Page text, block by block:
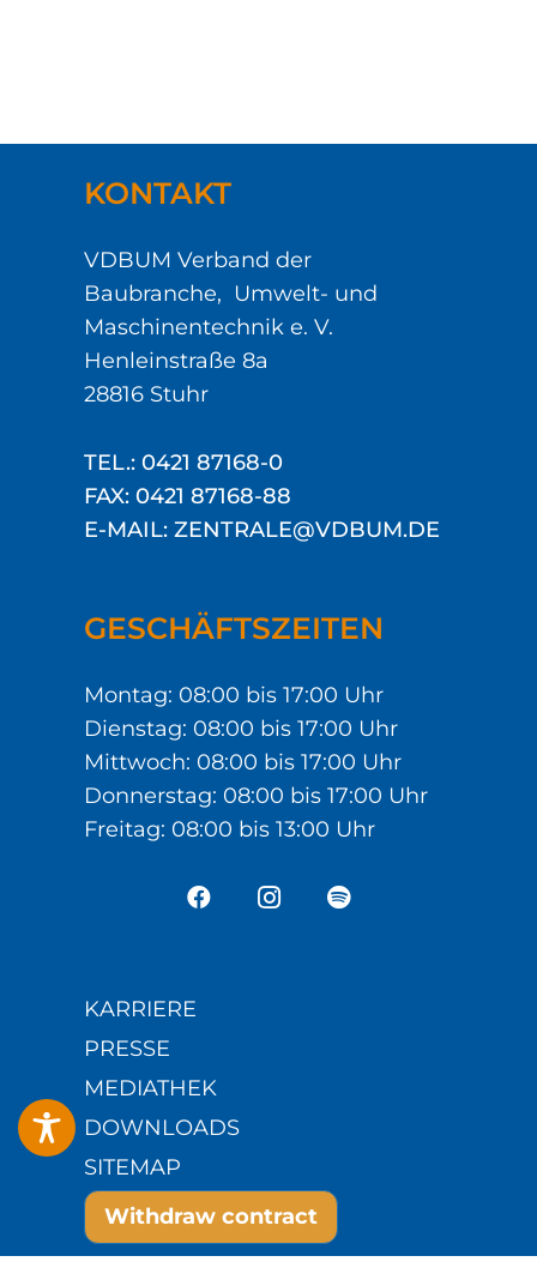
KONTAKT
VDBUM Verband der
Baubranche, Umwelt- und
Maschinentechnik e. V.
Henleinstraße 8a
28816 Stuhr
TEL.: 0421 87168-0
FAX: 0421 87168-88
E-MAIL: ZENTRALE@VDBUM.DE
GESCHÄFTSZEITEN
Montag: 08:00 bis 17:00 Uhr
Dienstag: 08:00 bis 17:00 Uhr
Mittwoch: 08:00 bis 17:00 Uhr
Donnerstag: 08:00 bis 17:00 Uhr
Freitag: 08:00 bis 13:00 Uhr
KARRIERE
PRESSE
MEDIATHEK
DOWNLOADS
SITEMAP
Withdraw contract